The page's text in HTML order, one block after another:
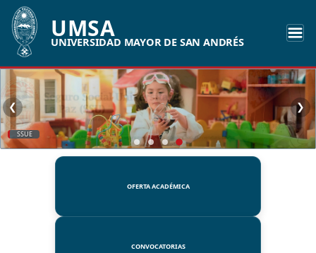
UMSA
UNIVERSIDAD MAYOR DE SAN ANDRÉS
SSUE
❮ ❯
OFERTA ACADÉMICA
CONVOCATORIAS